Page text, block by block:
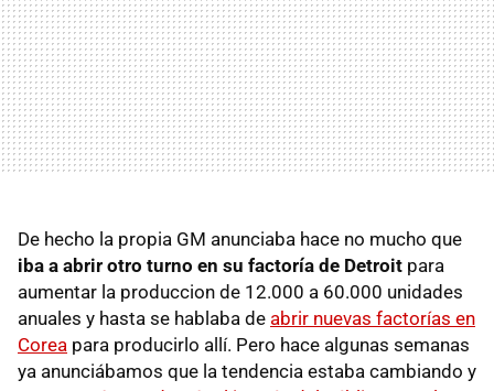
De hecho la propia GM anunciaba hace no mucho que
iba a abrir otro turno en su factoría de Detroit para
aumentar la produccion de 12.000 a 60.000 unidades
anuales y hasta se hablaba de abrir nuevas factorías en
Corea para producirlo allí. Pero hace algunas semanas
ya anunciábamos que la tendencia estaba cambiando y